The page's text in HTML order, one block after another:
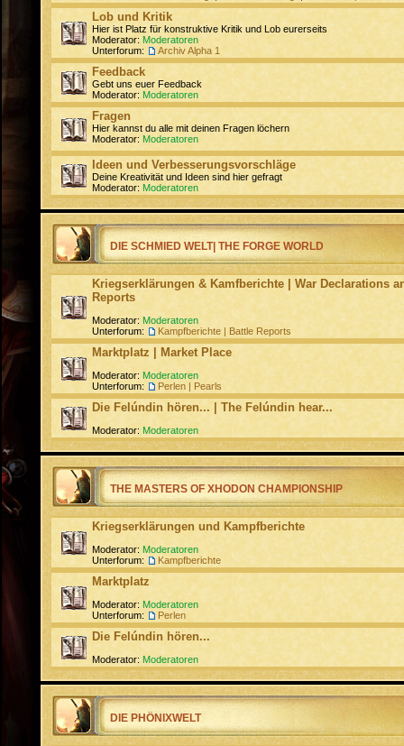
Lob und Kritik
Hier ist Platz für konstruktive Kritik und Lob eurerseits
Moderator: Moderatoren
Unterforum:
Archiv Alpha 1
Feedback
Gebt uns euer Feedback
Moderator: Moderatoren
Fragen
Hier kannst du alle mit deinen Fragen löchern
Moderator: Moderatoren
Ideen und Verbesserungsvorschläge
Deine Kreativität und Ideen sind hier gefragt
Moderator: Moderatoren
DIE SCHMIED WELT| THE FORGE WORLD
Kriegserklärungen & Kamfberichte | War Declarations
Reports
Moderator: Moderatoren
Unterforum:
Kampfberichte | Battle Reports
Marktplatz | Market Place
Moderator: Moderatoren
Unterforum:
Perlen | Pearls
Die Felúndin hören... | The Felúndin hear...
Moderator: Moderatoren
THE MASTERS OF XHODON CHAMPIONSHIP
Kriegserklärungen und Kampfberichte
Moderator: Moderatoren
Unterforum:
Kampfberichte
Marktplatz
Moderator: Moderatoren
Unterforum:
Perlen
Die Felúndin hören...
Moderator: Moderatoren
DIE PHÖNIXWELT